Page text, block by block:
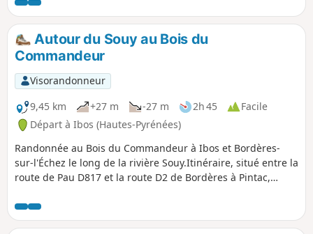
Vous pourrez peut-être apercevoir des
chevreuils... Note modérateur le pont en
ardoise serait détruit : voir l'avis du
21/03/2022
Autour du Souy au Bois du
Commandeur
Visorandonneur
9,45 km
+27 m -27 m 2h 45
Facile
Départ à Ibos (Hautes-Pyrénées)
Randonnée au Bois du Commandeur à Ibos et Bordères-
sur-l'Échez le long de la rivière Souy.Itinéraire, situé entre la
route de Pau D817 et la route D2 de Bordères à Pintac,
forêt. Il y a toutefois de petites portions sur des routes. ⚠️
Lire les commentaires sur cette randonnée.